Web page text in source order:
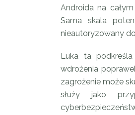
Androida na
Sama skala
nieautoryzowany
Luka ta
wdrożenia
zagrożenie może
służy jako